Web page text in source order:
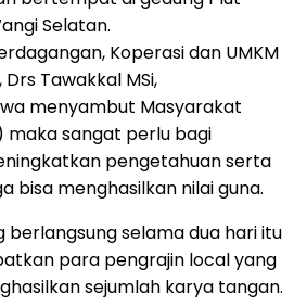
Selatan.
Koperasi dan UMKM
Tawakkal MSi,
menyambut Masyarakat
maka sangat perlu bagi
pengetahuan serta
bisa menghasilkan nilai guna.
berlangsung selama dua hari itu
para pengrajin local yang
sejumlah karya tangan.